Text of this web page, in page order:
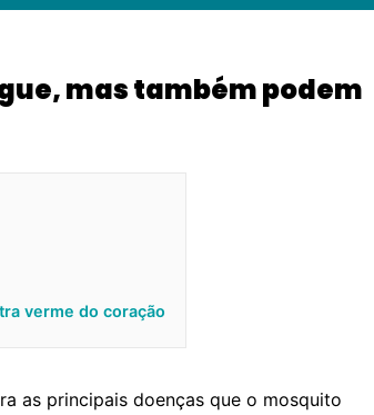
mas também podem
verme do coração
as principais doenças que o mosquito